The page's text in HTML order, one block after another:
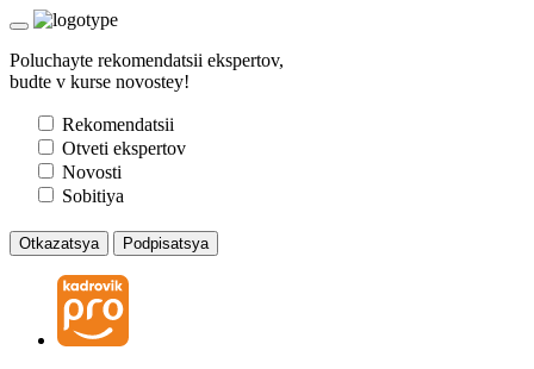
Poluchayte rekomendatsii ekspertov,
budte v kurse novostey!
Rekomendatsii
Otveti ekspertov
Novosti
Sobitiya
Otkazatsya Podpisatsya